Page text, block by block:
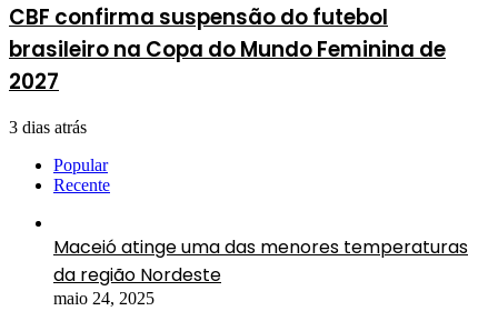
CBF confirma suspensão do futebol
brasileiro na Copa do Mundo Feminina de
2027
3 dias atrás
Popular
Recente
Maceió atinge uma das menores temperaturas
da região Nordeste
maio 24, 2025